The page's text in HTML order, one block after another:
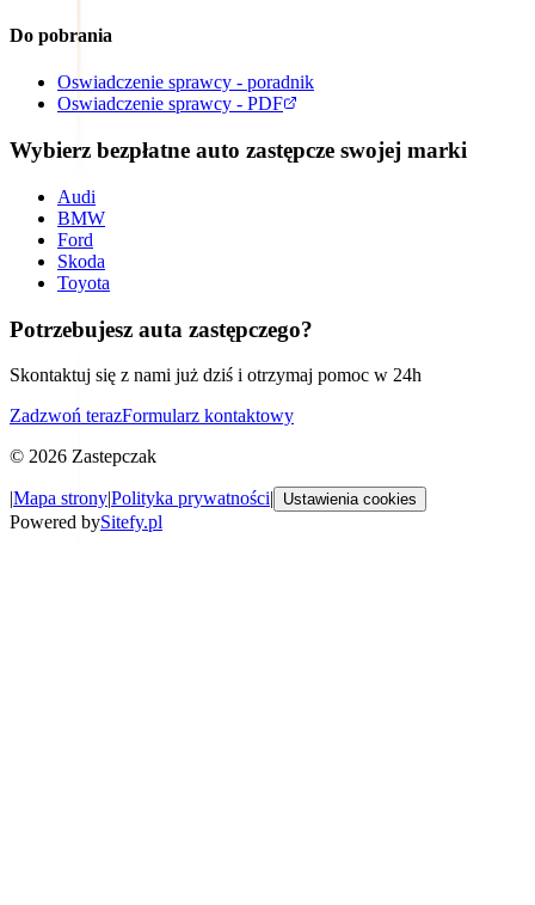
Do pobrania
Oswiadczenie sprawcy - poradnik
Oswiadczenie sprawcy - PDF
Wybierz bezpłatne auto zastępcze swojej marki
Audi
BMW
Ford
Skoda
Toyota
Potrzebujesz auta zastępczego?
Skontaktuj się z nami już dziś i otrzymaj pomoc w 24h
Zadzwoń terazFormularz kontaktowy
© 2026 Zastepczak
|Mapa strony|Polityka prywatności| Ustawienia cookies
Powered bySitefy.pl